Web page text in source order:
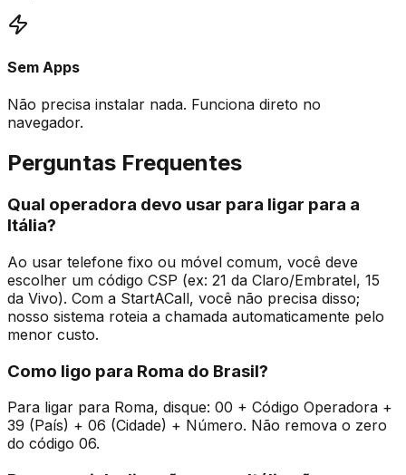
Sem Apps
Não precisa instalar nada. Funciona direto no
navegador.
Perguntas Frequentes
Qual operadora devo usar para ligar para a
Itália?
Ao usar telefone fixo ou móvel comum, você deve
escolher um código CSP (ex: 21 da Claro/Embratel, 15
da Vivo). Com a StartACall, você não precisa disso;
nosso sistema roteia a chamada automaticamente pelo
menor custo.
Como ligo para Roma do Brasil?
Para ligar para Roma, disque: 00 + Código Operadora +
39 (País) + 06 (Cidade) + Número. Não remova o zero
do código 06.